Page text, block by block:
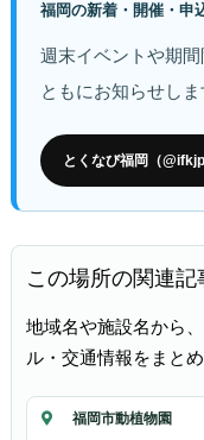
福岡の新着・開催・申
週末イベントや期
ともにお知らせしま
とくなび福岡（
この場所の関連記
地域名や施設名から
ル・交通情報をまと
福岡市動植物園